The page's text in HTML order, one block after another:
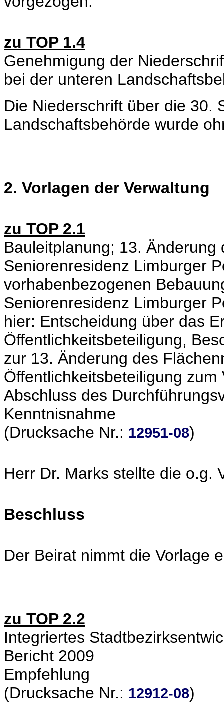
zu TOP 1.4
Genehmigung der
bei der unteren
Die Niederschrift über die 30.
Landschaftsbehörde wurde
2. Vorlagen der Verwaltung
zu TOP 2.1
Bauleitplanung; 13.
Seniorenresidenz Limburger
vorhabenbezogenen
Seniorenresidenz Limburger
hier: Entscheidung über das
Öffentlichkeitsbeteiligung,
zur 13. Änderung des
Öffentlichkeitsbeteiligung
Abschluss des
Kenntnisnahme
(Drucksache Nr.: 12951-08)
Herr Dr. Marks stellte die o.g.
Beschluss
Der Beirat nimmt die Vorlage
zu TOP 2.2
Integriertes
Bericht 2009
Empfehlung
(Drucksache Nr.: 12912-08)